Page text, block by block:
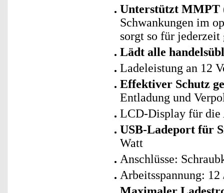
Unterstützt MMPT
Schwankungen im
sorgt so für
Lädt alle
Ladeleistung an 12
Effektiver Schutz
Entladung und
LCD-Display für die
USB-Ladeport für
Watt
Anschlüsse:
Arbeitsspannung: